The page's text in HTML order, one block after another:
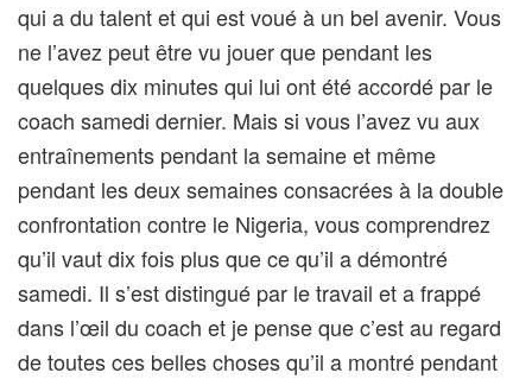
qui a du talent et qui est voué à un bel avenir. Vous
ne l’avez peut être vu jouer que pendant les
quelques dix minutes qui lui ont été accordé par le
coach samedi dernier. Mais si vous l’avez vu aux
entraînements pendant la semaine et même
pendant les deux semaines consacrées à la double
confrontation contre le Nigeria, vous comprendrez
qu’il vaut dix fois plus que ce qu’il a démontré
samedi. Il s’est distingué par le travail et a frappé
dans l’œil du coach et je pense que c’est au regard
de toutes ces belles choses qu’il a montré pendant